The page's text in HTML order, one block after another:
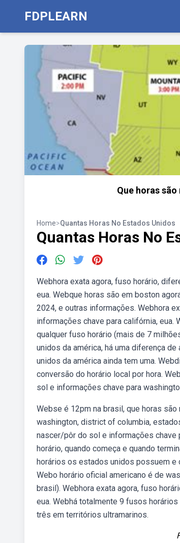
FDPLEARN
Que horas
Home>Quantas Horas No Estados Unidos
Quantas Horas No
Webhora exata agora, fuso horário,
eua. Webque horas são em boston
2024, e outras informações. Webhora
informações chave para califórnia,
qualquer fuso horário (mais de 7
unidos da américa, há uma diferença
unidos da américa ainda tem uma.
conversão do horário local por hora.
sol e informações chave para
Webse é 12pm na brasil, que horas
washington, district of columbia,
nascer/pôr do sol e informações chave
horário, quando começa e quando
horários os estados unidos possuem e
Webo horário oficial americano é de
brasil). Webhora exata agora, fuso
eua. Webhá totalmente 9 fusos
três em territórios ultramarinos.